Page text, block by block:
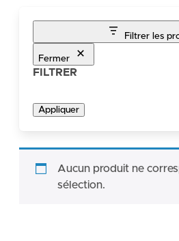
Filtrer les
Fermer
FILTRER
Appliquer
Aucun produit ne
sélection.